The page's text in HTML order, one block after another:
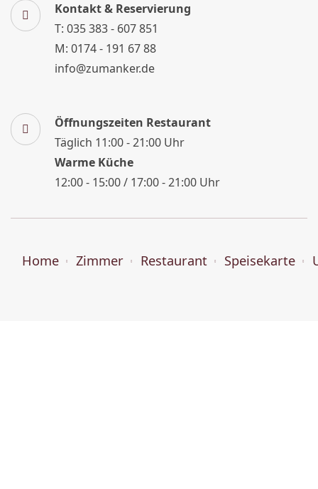
Kontakt & Reservierung
T: 035 383 - 607 851
M: 0174 - 191 67 88
info@zumanker.de
Öffnungszeiten Restaurant
Täglich 11:00 - 21:00 Uhr
Warme Küche
12:00 - 15:00 / 17:00 - 21:00 Uhr
Home Zimmer Restaurant Speisekarte